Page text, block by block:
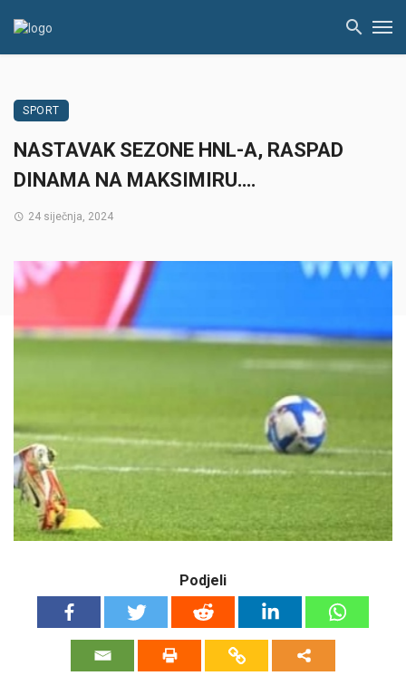
SPORT
NASTAVAK SEZONE HNL-A, RASPAD
DINAMA NA MAKSIMIRU….
24 siječnja, 2024
Podjeli